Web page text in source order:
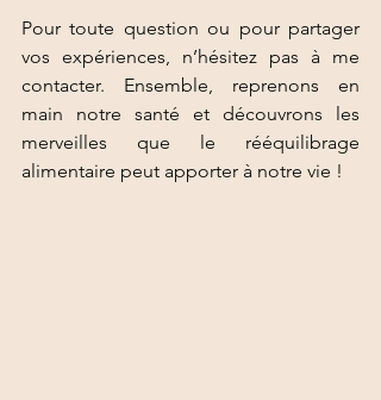
Pour toute question ou pour partager
vos expériences, n’hésitez pas à me
contacter. Ensemble, reprenons en
main notre santé et découvrons les
merveilles que le rééquilibrage
alimentaire peut apporter à notre vie !